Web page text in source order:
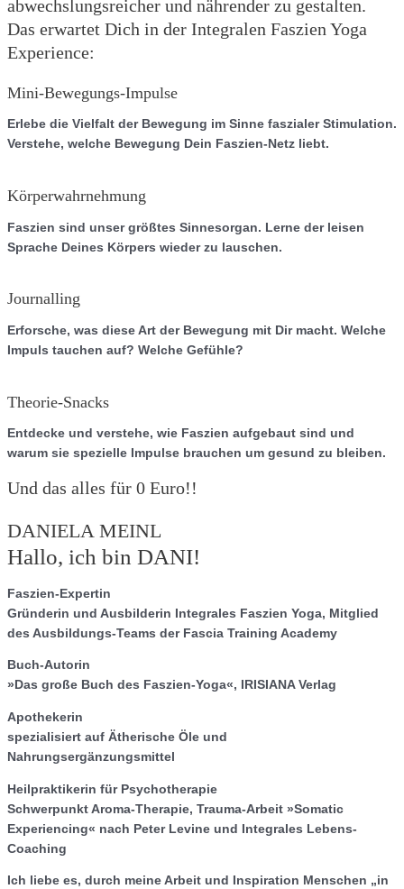
abwechslungsreicher und nährender zu gestalten.
Das erwartet Dich in der Integralen Faszien Yoga
Experience:
Mini-Bewegungs-Impulse
Erlebe die Vielfalt der Bewegung im Sinne faszialer Stimulation.
Verstehe, welche Bewegung Dein Faszien-Netz liebt.
Körperwahrnehmung
Faszien sind unser größtes Sinnesorgan. Lerne der leisen
Sprache Deines Körpers wieder zu lauschen.
Journalling
Erforsche, was diese Art der Bewegung mit Dir macht. Welche
Impuls tauchen auf? Welche Gefühle?
Theorie-Snacks
Entdecke und verstehe, wie Faszien aufgebaut sind und
warum sie spezielle Impulse brauchen um gesund zu bleiben.
Und das alles für 0 Euro!!
DANIELA MEINL
Hallo, ich bin DANI!
Faszien-Expertin
Gründerin und Ausbilderin Integrales Faszien Yoga, Mitglied
des Ausbildungs-Teams der Fascia Training Academy
Buch-Autorin
»Das große Buch des Faszien-Yoga«, IRISIANA Verlag
Apothekerin
spezialisiert auf Ätherische Öle und
Nahrungsergänzungsmittel
Heilpraktikerin für Psychotherapie
Schwerpunkt Aroma-Therapie, Trauma-Arbeit »Somatic
Experiencing« nach Peter Levine und Integrales Lebens-
Coaching
Ich liebe es, durch meine Arbeit und Inspiration Menschen „in